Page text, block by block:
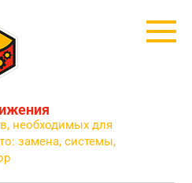
необходимых для
замена, системы,